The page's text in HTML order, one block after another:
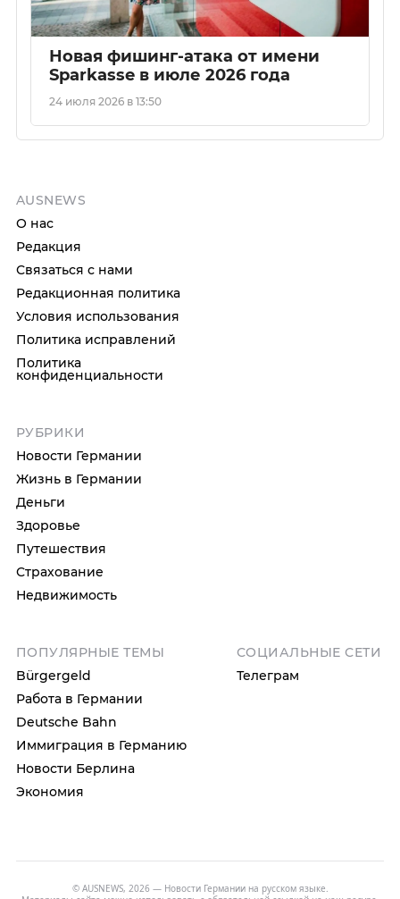
Новая фишинг-атака от имени
Sparkasse в июле 2026 года
24 июля 2026 в 13:50
AUSNEWS
О нас
Редакция
Связаться с нами
Редакционная политика
Условия использования
Политика исправлений
Политика
конфиденциальности
РУБРИКИ
Новости Германии
Жизнь в Германии
Деньги
Здоровье
Путешествия
Страхование
Недвижимость
ПОПУЛЯРНЫЕ ТЕМЫ
Bürgergeld
Работа в Германии
Deutsche Bahn
Иммиграция в Германию
Новости Берлина
Экономия
СОЦИАЛЬНЫЕ СЕТИ
Телеграм
© AUSNEWS, 2026 — Новости Германии на русском языке.